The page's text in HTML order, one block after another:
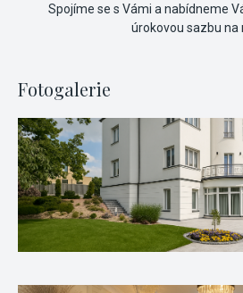
Spojíme se s Vámi a nabídneme
úrokovou sazbu na
Fotogalerie